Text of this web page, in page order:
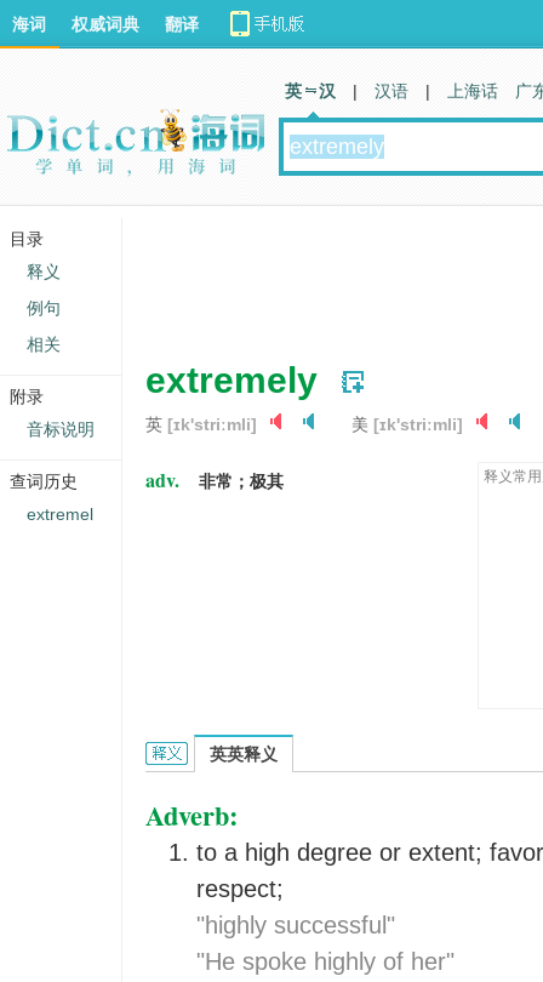
extremely
英 [ɪk'striːmli] 美 [ɪk'striːmli]
adv. 非常；极其 释义常
extremely的英文翻译是什么意思，词典释义与在线
英英释义
Adverb:
to a high degree or extent;
respect;
"highly successful"
"He spoke highly of her"
海词 权威词典 翻译
英 汉 | 汉语 | 上海话 广
目录
释义
例句
相关
附录
音标说明
查词历史
extremel